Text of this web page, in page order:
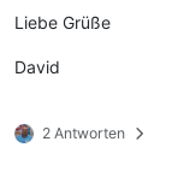
Liebe Grüße
David
2 Antworten